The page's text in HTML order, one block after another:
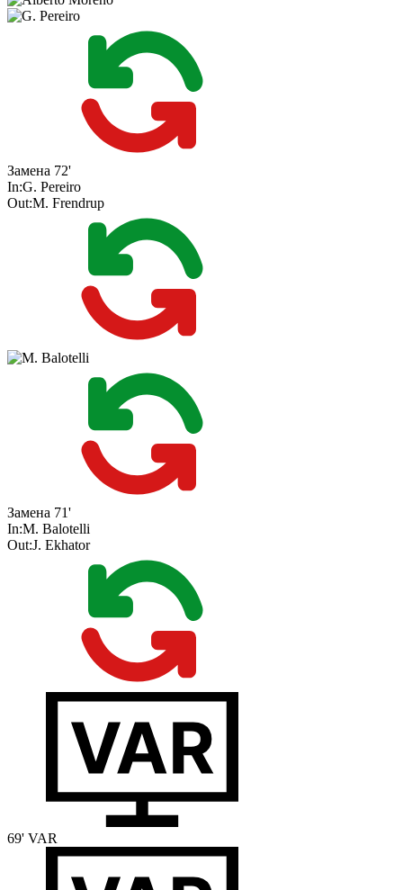
Замена 72'
In:G. Pereiro
Out:M. Frendrup
Замена 71'
In:M. Balotelli
Out:J. Ekhator
69' VAR